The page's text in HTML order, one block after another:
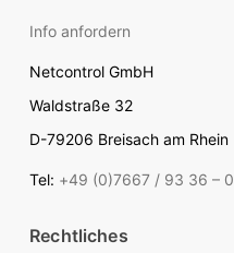
Info anfordern
Netcontrol GmbH
Waldstraße 32
D-79206 Breisach am Rhein
Tel: +49 (0)7667 / 93 36 – 0
Rechtliches